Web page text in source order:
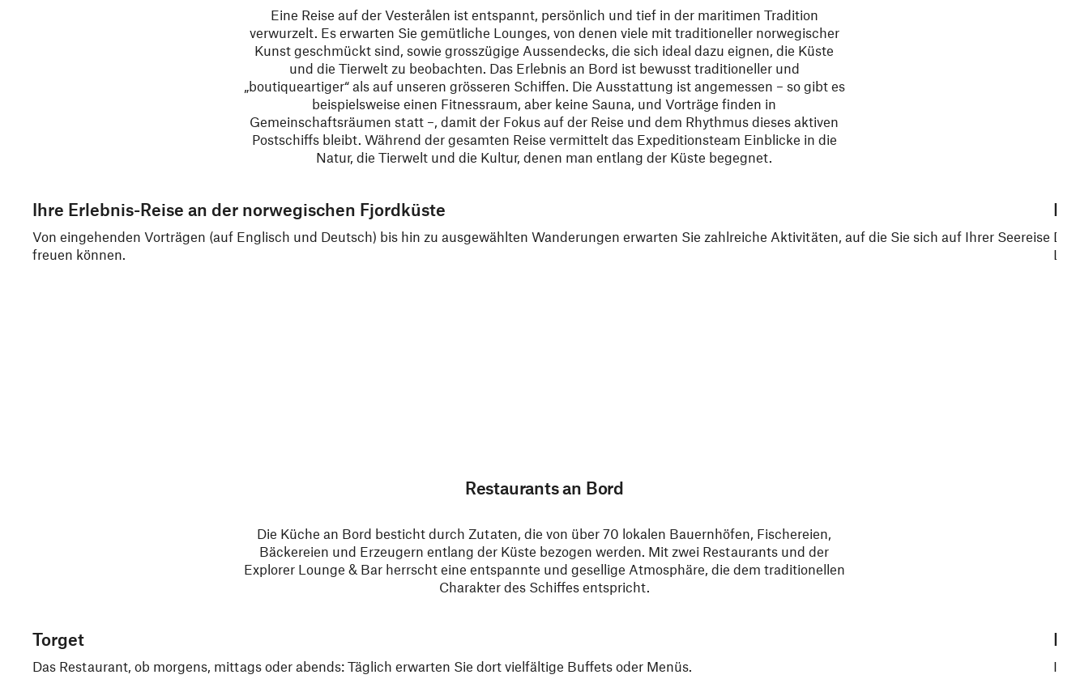
Eine Reise auf der Vesterålen ist entspannt, persönlich und tief in der maritimen Tradition
verwurzelt. Es erwarten Sie gemütliche Lounges, von denen viele mit traditioneller norwegischer
Kunst geschmückt sind, sowie grosszügige Aussendecks, die sich ideal dazu eignen, die Küste
und die Tierwelt zu beobachten. Das Erlebnis an Bord ist bewusst traditioneller und
„boutiqueartiger“ als auf unseren grösseren Schiffen. Die Ausstattung ist angemessen – so gibt es
beispielsweise einen Fitnessraum, aber keine Sauna, und Vorträge finden in
Gemeinschaftsräumen statt –, damit der Fokus auf der Reise und dem Rhythmus dieses aktiven
Postschiffs bleibt. Während der gesamten Reise vermittelt das Expeditionsteam Einblicke in die
Natur, die Tierwelt und die Kultur, denen man entlang der Küste begegnet.
Ihre Erlebnis-Reise an der norwegischen Fjordküste
Von eingehenden Vorträgen (auf Englisch und Deutsch) bis hin zu ausgewählten Wanderungen erwarten Sie zahlreiche Aktivitäten, auf die Sie sich auf Ihrer Seereise
freuen können.
Das
Land.
Restaurants an Bord
Die Küche an Bord besticht durch Zutaten, die von über 70 lokalen Bauernhöfen, Fischereien,
Bäckereien und Erzeugern entlang der Küste bezogen werden. Mit zwei Restaurants und der
Explorer Lounge & Bar herrscht eine entspannte und gesellige Atmosphäre, die dem traditionellen
Charakter des Schiffes entspricht.
Torget
Das Restaurant, ob morgens, mittags oder abends: Täglich erwarten Sie dort vielfältige Buffets oder Menüs.
Im